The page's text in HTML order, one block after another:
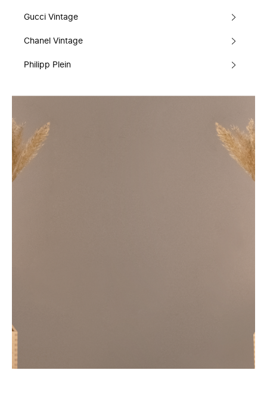
Gucci Vintage
Chanel Vintage
Philipp Plein